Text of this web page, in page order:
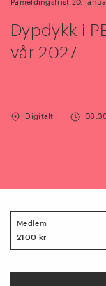
Dypdykk i
vår 2027
Digitalt
Medlem
2100 kr